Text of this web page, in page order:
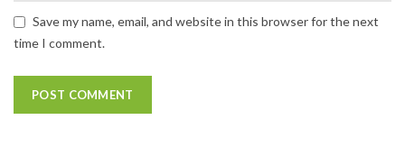
Save my name, email, and website in this browser for the next
time I comment.